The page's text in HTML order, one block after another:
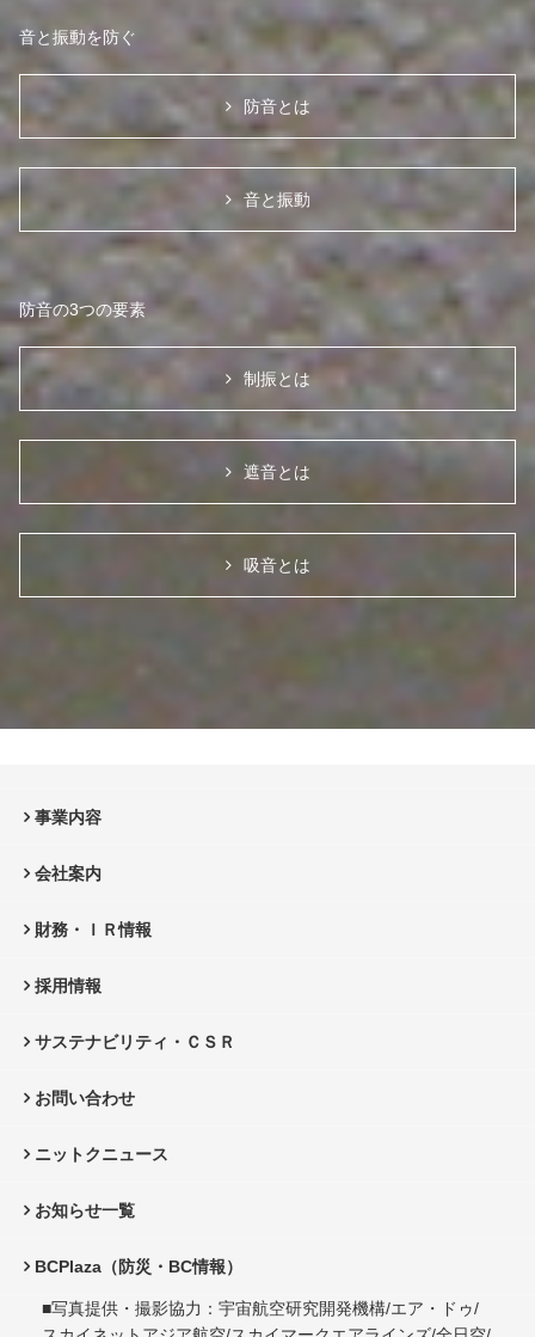
音と振動を防ぐ
防音とは
音と振動
防音の3つの要素
制振とは
遮音とは
吸音とは
事業内容
会社案内
財務・ＩＲ情報
採用情報
サステナビリティ・ＣＳＲ
お問い合わせ
ニットクニュース
お知らせ一覧
BCPlaza（防災・BC情報）
■写真提供・撮影協力：宇宙航空研究開発機構/エア・ドゥ/